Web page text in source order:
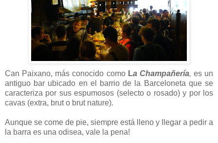
Can Paixano, más conocido como La Champañería, es un
antiguo bar ubicado en el barrio de la Barceloneta que se
caracteriza por sus espumosos (selecto o rosado) y por los
cavas (extra, brut o brut nature).
Aunque se come de pie, siempre está lleno y llegar a pedir a
la barra es una odisea, vale la pena!